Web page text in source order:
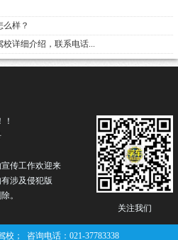
么样？
校详细介绍，联系电话...
关注我们
传工作欢迎来
涉及侵犯版
。
校； 咨询电话：021-37783338